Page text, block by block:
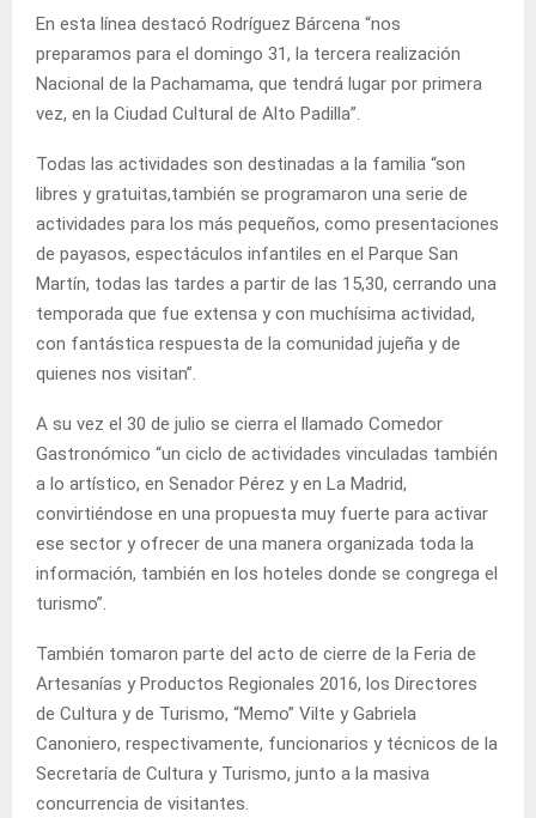
En esta línea destacó Rodríguez Bárcena “nos
preparamos para el domingo 31, la tercera realización
Nacional de la Pachamama, que tendrá lugar por primera
vez, en la Ciudad Cultural de Alto Padilla”.
Todas las actividades son destinadas a la familia “son
libres y gratuitas,también se programaron una serie de
actividades para los más pequeños, como presentaciones
de payasos, espectáculos infantiles en el Parque San
Martín, todas las tardes a partir de las 15,30, cerrando una
temporada que fue extensa y con muchísima actividad,
con fantástica respuesta de la comunidad jujeña y de
quienes nos visitan”.
A su vez el 30 de julio se cierra el llamado Comedor
Gastronómico “un ciclo de actividades vinculadas también
a lo artístico, en Senador Pérez y en La Madrid,
convirtiéndose en una propuesta muy fuerte para activar
ese sector y ofrecer de una manera organizada toda la
información, también en los hoteles donde se congrega el
turismo”.
También tomaron parte del acto de cierre de la Feria de
Artesanías y Productos Regionales 2016, los Directores
de Cultura y de Turismo, “Memo” Vilte y Gabriela
Canoniero, respectivamente, funcionarios y técnicos de la
Secretaría de Cultura y Turismo, junto a la masiva
concurrencia de visitantes.